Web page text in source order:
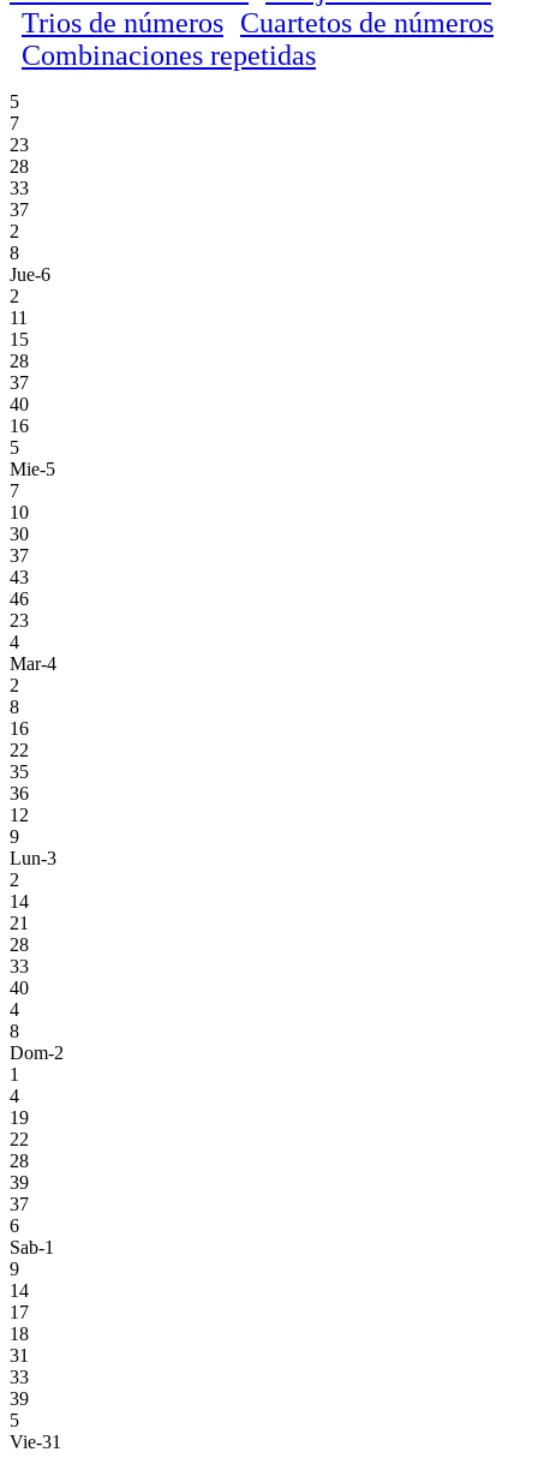
Trios de números Cuartetos de números
Combinaciones repetidas
5
7
23
28
33
37
2
8
Jue-6
2
11
15
28
37
40
16
5
Mie-5
7
10
30
37
43
46
23
4
Mar-4
2
8
16
22
35
36
12
9
Lun-3
2
14
21
28
33
40
4
8
Dom-2
1
4
19
22
28
39
37
6
Sab-1
9
14
17
18
31
33
39
5
Vie-31